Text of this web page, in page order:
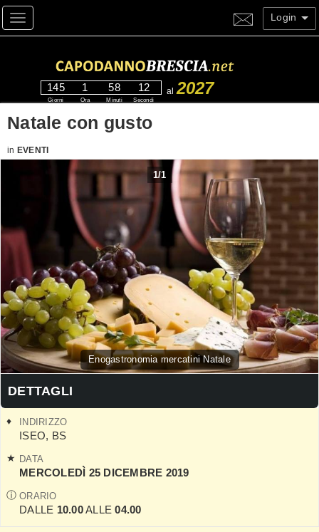
Toggle navigation Login
145
Giorni
1
Ora
58
Minuti
12
Secondi
al 2027
Natale con gusto
in EVENTI
1/1
Enogastronomia mercatini Natale
DETTAGLI
INDIRIZZO
ISEO, BS
DATA
MERCOLEDÌ 25 DICEMBRE 2019
ORARIO
DALLE 10.00ALLE04.00